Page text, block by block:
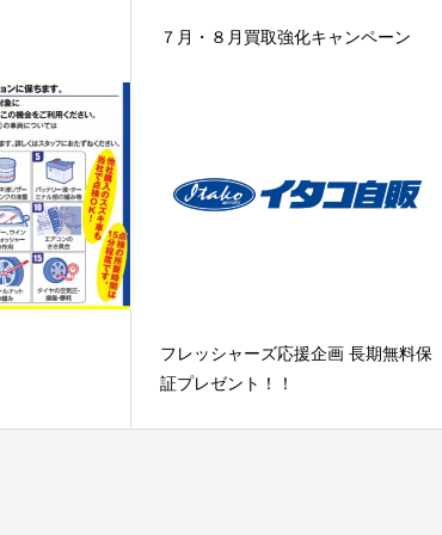
７月・８月買取強化キャンペーン
フレッシャーズ応援企画 長期無料保
証プレゼント！！